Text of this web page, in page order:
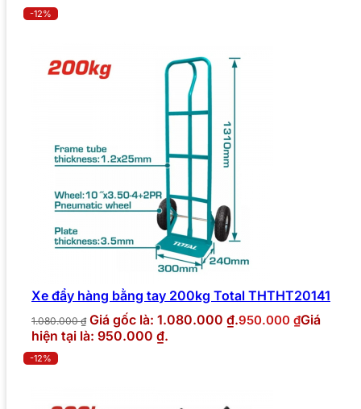
-12%
Xe đẩy hàng bằng tay 200kg Total THTHT20141
1.080.000₫ Giá gốc là: 1.080.000 ₫.950.000 ₫Giá
hiện tại là: 950.000 ₫.
-12%